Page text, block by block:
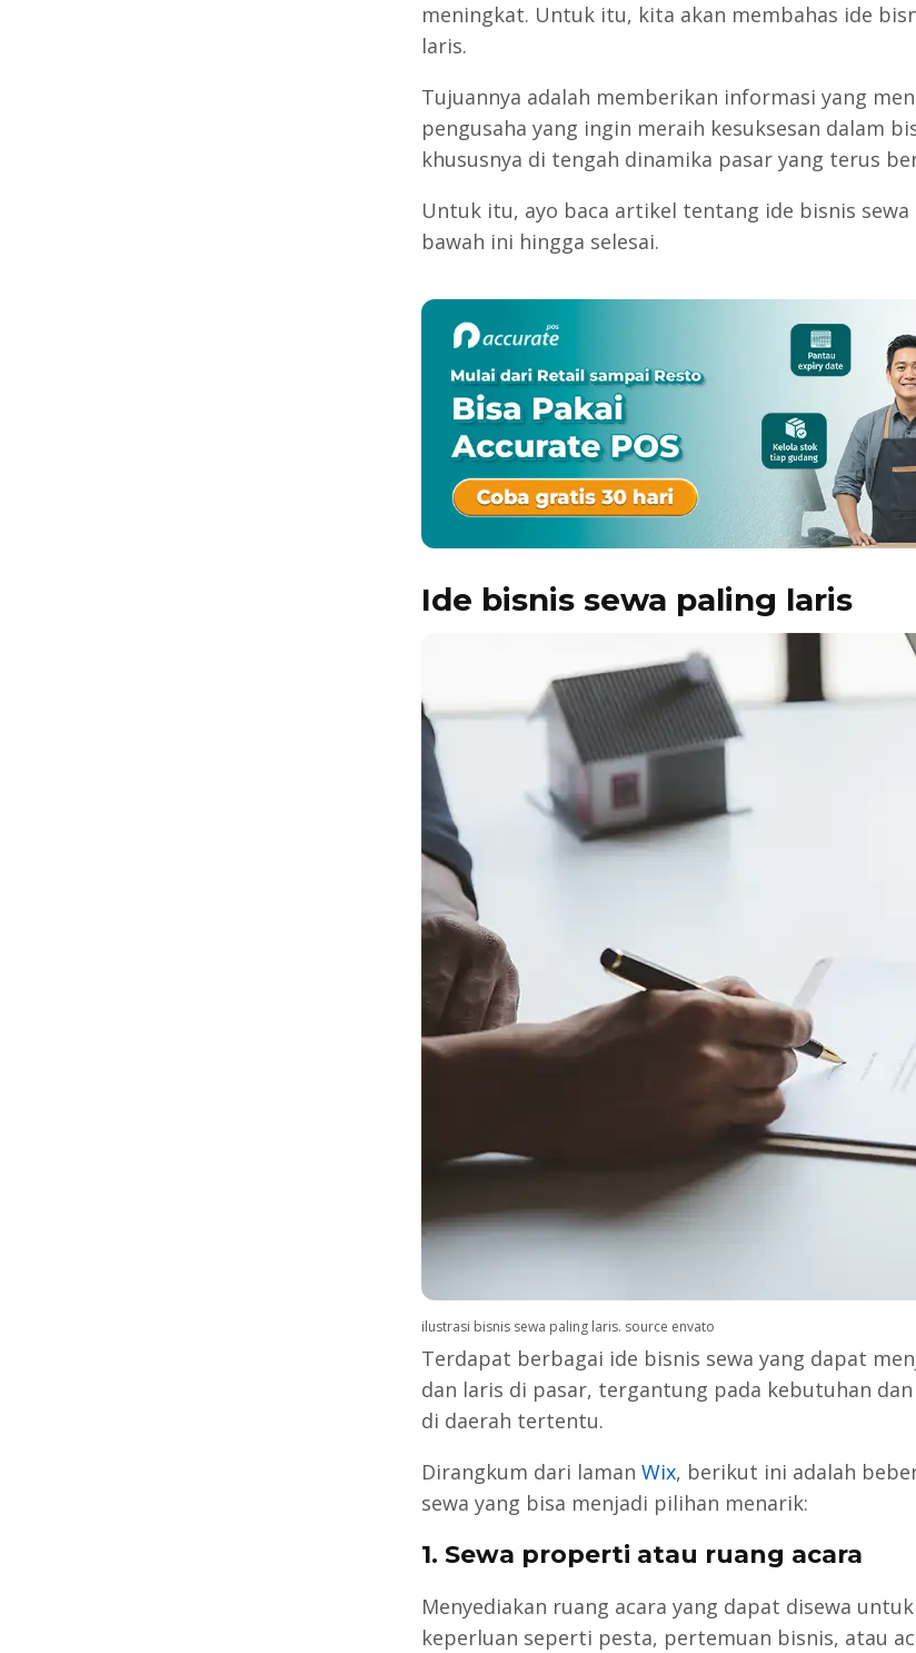
meningkat. Untuk itu, kita akan membahas ide
laris.
Tujuannya adalah memberikan informasi yang
pengusaha yang ingin meraih kesuksesan dalam
khususnya di tengah dinamika pasar yang terus
Untuk itu, ayo baca artikel tentang ide bisnis
bawah ini hingga selesai.
Ide bisnis sewa paling laris
ilustrasi bisnis sewa paling laris. source envato
Terdapat berbagai ide bisnis sewa yang dapat
dan laris di pasar, tergantung pada kebutuhan
di daerah tertentu.
Dirangkum dari laman Wix, berikut ini adalah
sewa yang bisa menjadi pilihan menarik:
1. Sewa properti atau ruang acara
Menyediakan ruang acara yang dapat disewa
keperluan seperti pesta, pertemuan bisnis, atau